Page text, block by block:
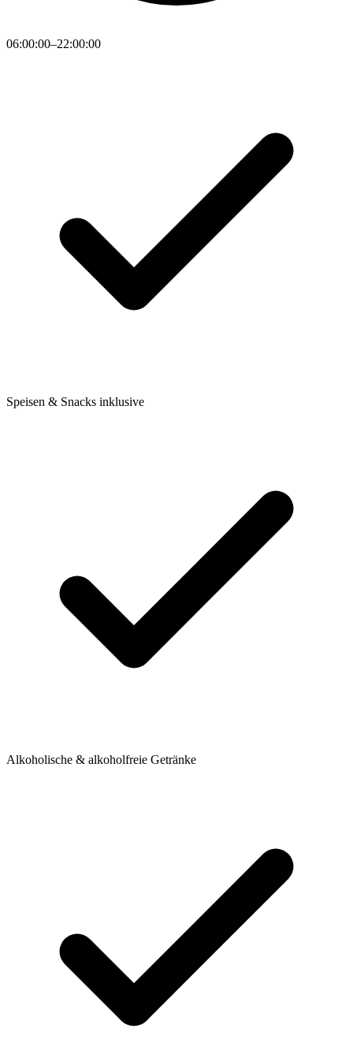
06:00:00–22:00:00
Speisen & Snacks inklusive
Alkoholische & alkoholfreie Getränke